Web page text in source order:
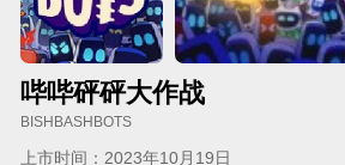
哔哔砰砰大作战
BISHBASHBOTS
上市时间：2023年10月19日